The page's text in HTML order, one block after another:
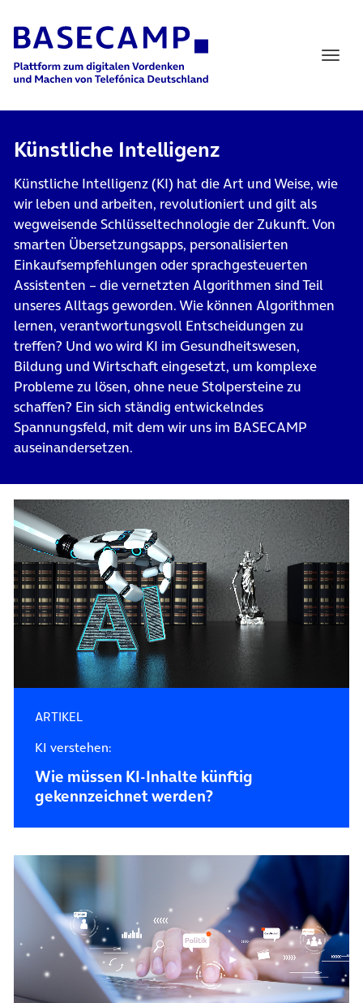
Main Navigation
Künstliche Intelligenz
Künstliche Intelligenz (KI) hat die Art und Weise, wie
wir leben und arbeiten, revolutioniert und gilt als
wegweisende Schlüsseltechnologie der Zukunft. Von
smarten Übersetzungsapps, personalisierten
Einkaufsempfehlungen oder sprachgesteuerten
Assistenten – die vernetzten Algorithmen sind Teil
unseres Alltags geworden. Wie können Algorithmen
lernen, verantwortungsvoll Entscheidungen zu
treffen? Und wo wird KI im Gesundheitswesen,
Bildung und Wirtschaft eingesetzt, um komplexe
Probleme zu lösen, ohne neue Stolpersteine zu
schaffen? Ein sich ständig entwickelndes
Spannungsfeld, mit dem wir uns im BASECAMP
auseinandersetzen.
ARTIKEL
KI verstehen:
Wie müssen KI-Inhalte künftig
gekennzeichnet werden?